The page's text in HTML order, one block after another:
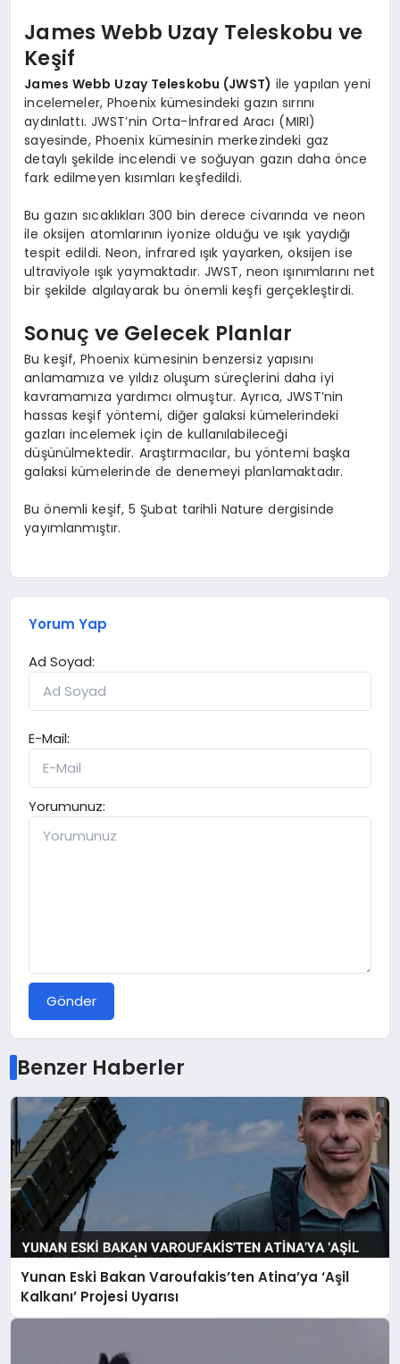
James Webb Uzay Teleskobu ve
Keşif
James Webb Uzay Teleskobu (JWST) ile yapılan yeni
incelemeler, Phoenix kümesindeki gazın sırrını
aydınlattı. JWST’nin Orta-İnfrared Aracı (MIRI)
sayesinde, Phoenix kümesinin merkezindeki gaz
detaylı şekilde incelendi ve soğuyan gazın daha önce
fark edilmeyen kısımları keşfedildi.
Bu gazın sıcaklıkları 300 bin derece civarında ve neon
ile oksijen atomlarının iyonize olduğu ve ışık yaydığı
tespit edildi. Neon, infrared ışık yayarken, oksijen ise
ultraviyole ışık yaymaktadır. JWST, neon ışınımlarını net
bir şekilde algılayarak bu önemli keşfi gerçekleştirdi.
Sonuç ve Gelecek Planlar
Bu keşif, Phoenix kümesinin benzersiz yapısını
anlamamıza ve yıldız oluşum süreçlerini daha iyi
kavramamıza yardımcı olmuştur. Ayrıca, JWST’nin
hassas keşif yöntemi, diğer galaksi kümelerindeki
gazları incelemek için de kullanılabileceği
düşünülmektedir. Araştırmacılar, bu yöntemi başka
galaksi kümelerinde de denemeyi planlamaktadır.
Bu önemli keşif, 5 Şubat tarihli Nature dergisinde
yayımlanmıştır.
Yorum Yap
Ad Soyad:
E-Mail:
Yorumunuz:
Gönder
Benzer Haberler
Yunan Eski Bakan Varoufakis’ten Atina’ya ‘Aşil
Kalkanı’ Projesi Uyarısı